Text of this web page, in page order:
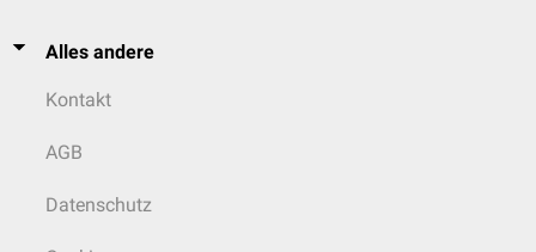
Alles andere
Kontakt
AGB
Datenschutz